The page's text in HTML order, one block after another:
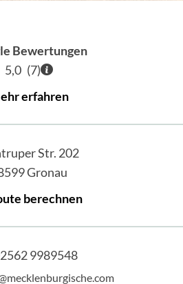
Bewertungen
5,0 (7)
erfahren
Str. 202
Gronau
berechnen
9989548